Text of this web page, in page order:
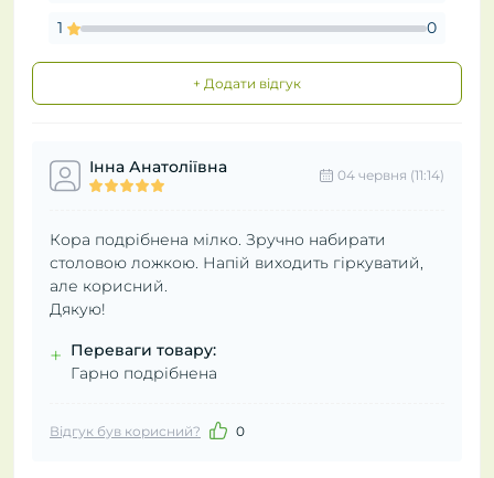
1 0
+ Додати відгук
Інна Анатоліївна 04 червня (11:14)
Кора подрібнена мілко. Зручно набирати
столовою ложкою. Напій виходить гіркуватий,
але корисний.
Дякую!
+ Переваги товару:
Гарно подрібнена
Відгук був корисний? 0